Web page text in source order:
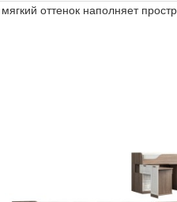
оттенок наполняет